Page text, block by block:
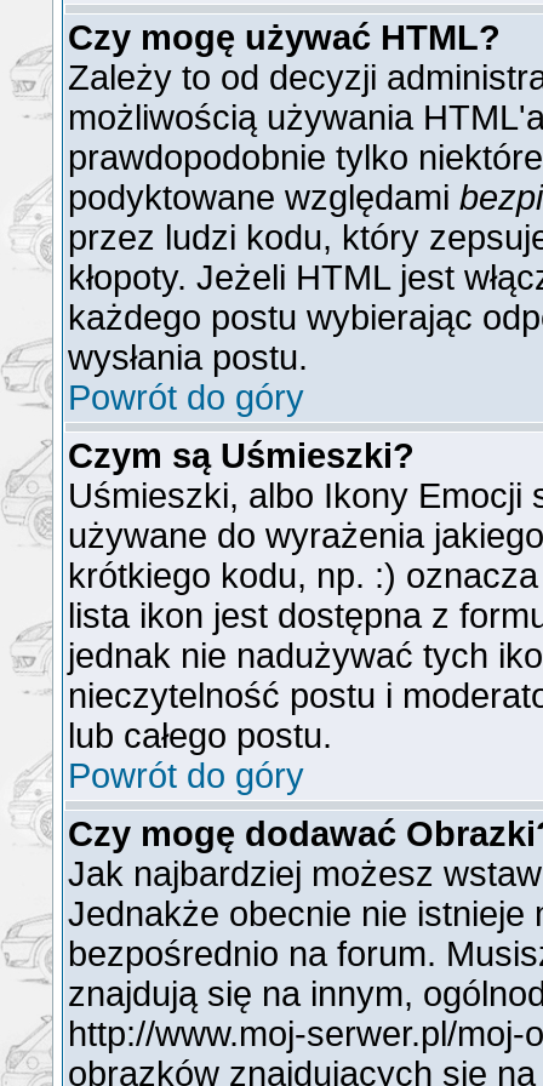
Czy mogę używać HTML?
Zależy to od decyzji
możliwością używania
prawdopodobnie tylko
podyktowane względami
przez ludzi kodu, który
kłopoty. Jeżeli HTML jest
każdego postu wybierając
wysłania postu.
Powrót do góry
Czym są Uśmieszki?
Uśmieszki, albo Ikony Emocji
używane do wyrażenia
krótkiego kodu, np. :)
lista ikon jest dostępna z
jednak nie nadużywać tych
nieczytelność postu i
lub całego postu.
Powrót do góry
Czy mogę dodawać
Jak najbardziej możesz
Jednakże obecnie nie istnieje
bezpośrednio na forum.
znajdują się na innym,
http://www.moj-serwer.pl/
obrazków znajdujących się